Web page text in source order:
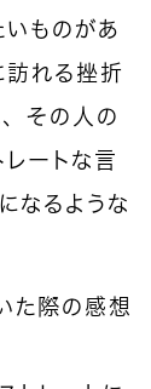
ものがあ
訪れる挫折
その人の
ートな言
なるような
た際の感想